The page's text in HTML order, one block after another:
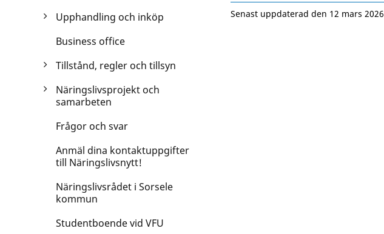
Upphandling och inköp
Business office
Tillstånd, regler och tillsyn
Näringslivsprojekt och
samarbeten
Frågor och svar
Anmäl dina kontaktuppgifter
till Näringslivsnytt!
Näringslivsrådet i Sorsele
kommun
Studentboende vid VFU
Senast uppdaterad den 12 mars 2026